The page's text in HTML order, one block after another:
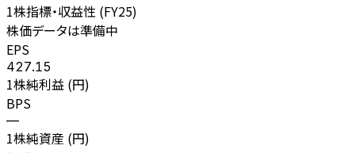
1株指標・収益性 (FY25)
株価データは準備中
EPS
427.15
1株純利益 (円)
BPS
—
1株純資産 (円)